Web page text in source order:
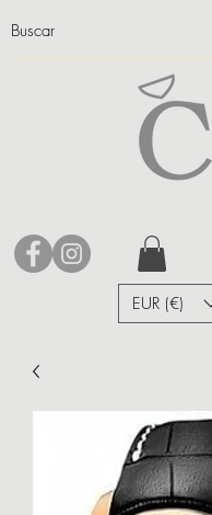
EUR (€)